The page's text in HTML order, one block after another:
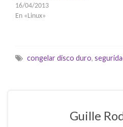
16/04/2013
En «Linux»
congelar disco duro,
Guille